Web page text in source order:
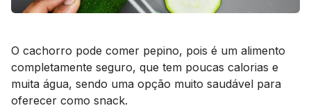
O cachorro pode comer pepino, pois é um alimento
completamente seguro, que tem poucas calorias e
muita água, sendo uma opção muito saudável para
oferecer como snack.